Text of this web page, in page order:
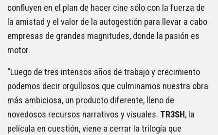
confluyen en el plan de hacer cine sólo con la fuerza de
la amistad y el valor de la autogestión para llevar a cabo
empresas de grandes magnitudes, donde la pasión es
motor.
“Luego de tres intensos años de trabajo y crecimiento
podemos decir orgullosos que culminamos nuestra obra
más ambiciosa, un producto diferente, lleno de
novedosos recursos narrativos y visuales. TR3SH, la
película en cuestión, viene a cerrar la trilogía que